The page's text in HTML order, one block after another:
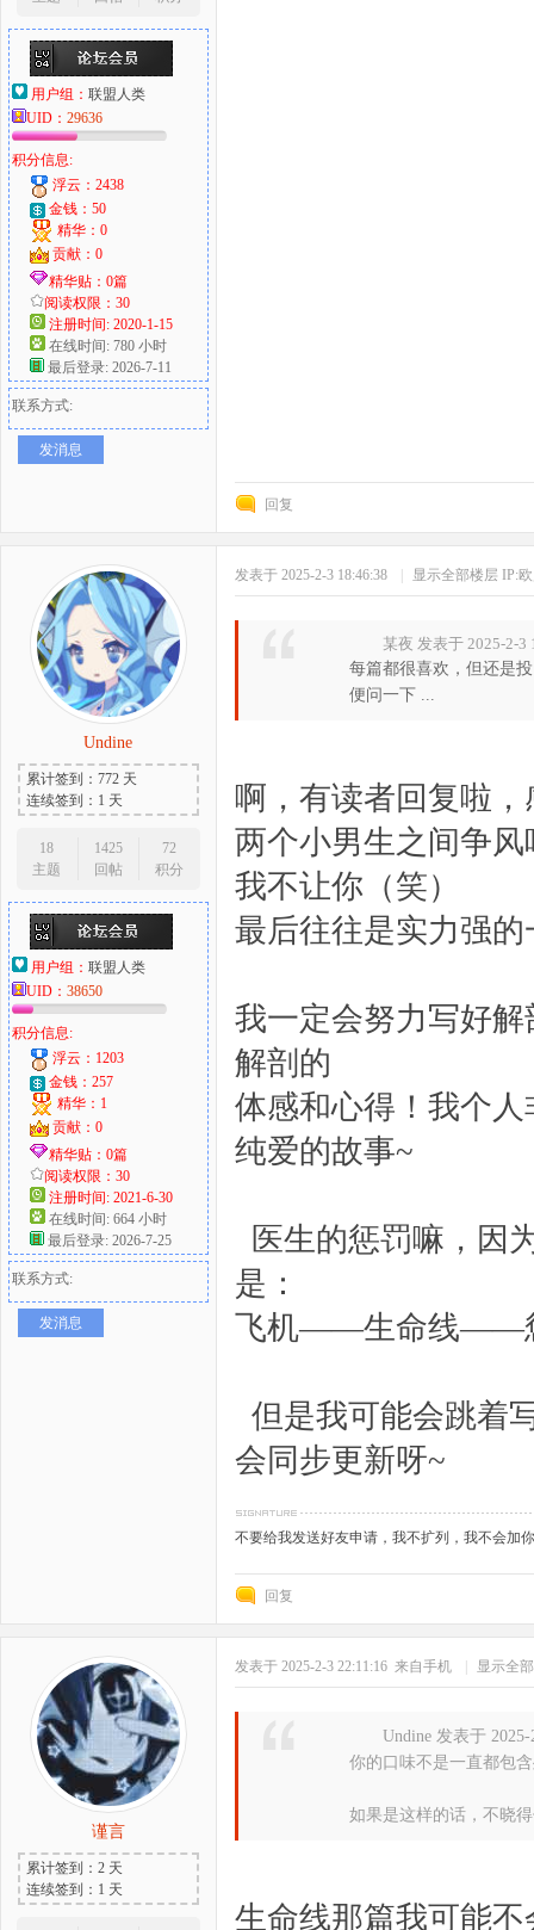
用户组： 联盟人类
UID： 29636
积分信息:
浮云：2438
金钱：50
精华：0
贡献：0
精华贴：0篇
阅读权限：30
注册时间: 2020-1-15
在线时间: 780 小时
最后登录: 2026-7-11
联系方式:
发消息
回复
Undine
累计签到：772 天
连续签到：1 天
18
主题
1425
回帖
72
积分
用户组： 联盟人类
UID： 38650
积分信息:
浮云：1203
金钱：257
精华：1
贡献：0
精华贴：0篇
阅读权限：30
注册时间: 2021-6-30
在线时间: 664 小时
最后登录: 2026-7-25
联系方式:
发消息
发表于 2025-2-3 18:46:38 显示全部楼层 IP:
某夜 发表于 2025-2-3
每篇都很喜欢，但还是
便问一下 ...
啊，有读者回复啦
两个小男生之间争
我不让你（笑）
最后往往是实力强的
我一定会努力写好
解剖的
体感和心得！我个
纯爱的故事~
医生的惩罚嘛，因
是：
飞机——生命线——
但是我可能会跳着
会同步更新呀~
不要给我发送好友申请，我不扩列，我不会加
回复
谨言
累计签到：2 天
连续签到：1 天
发表于 2025-2-3 22:11:16 来自手机 显示全
Undine 发表于 2025-
你的口味不是一直都包
如果是这样的话，不晓
生命线那篇我可能